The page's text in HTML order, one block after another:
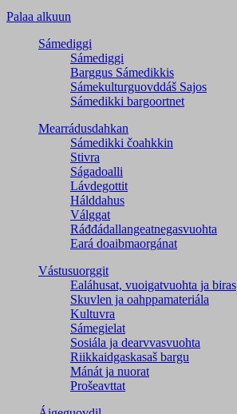
Palaa alkuun
Sámediggi
Sámediggi
Barggus Sámedikkis
Sámekulturguovddáš Sajos
Sámedikki bargoortnet
Mearrádusdahkan
Sámedikki čoahkkin
Stivra
Ságadoalli
Lávdegottit
Hálddahus
Válggat
Ráđđádallangeatnegas­vuohta
Eará doaibmaorgánat
Vástusuorggit
Ealáhusat, vuoigatvuohta ja biras
Skuvlen ja oahppamateriála
Kultuvra
Sámegielat
Sosiála ja dearvvasvuohta
Riikkaidgaskasaš bargu
Mánát ja nuorat
Prošeavttat